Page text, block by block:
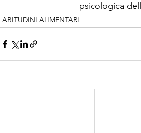
psicologica
ABITUDINI ALIMENTARI